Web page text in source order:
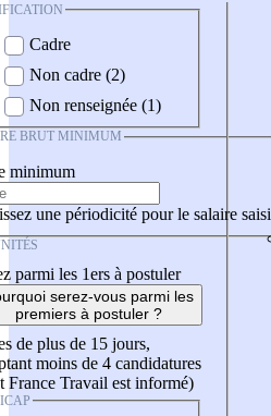
Cadre
Non cadre (2)
Non renseignée (1)
BRUT MINIMUM
minimum
une périodicité pour le salaire saisi
parmi les 1ers à postuler
serez-vous parmi les
premiers à postuler ?
de plus de 15 jours,
moins de 4 candidatures
France Travail est informé)